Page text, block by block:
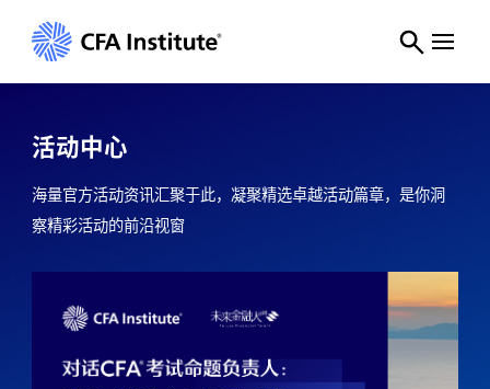
活动中心
海量官方活动资讯汇聚于此，凝聚精选卓越活动篇章，是你洞
察精彩活动的前沿视窗